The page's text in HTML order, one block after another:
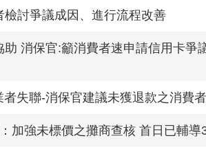
討爭議成因、進行流程改善
消保官:籲消費者速申請信用卡爭
失聯-消保官建議未獲退款之消費
加強未標價之攤商查核 首日已輔導